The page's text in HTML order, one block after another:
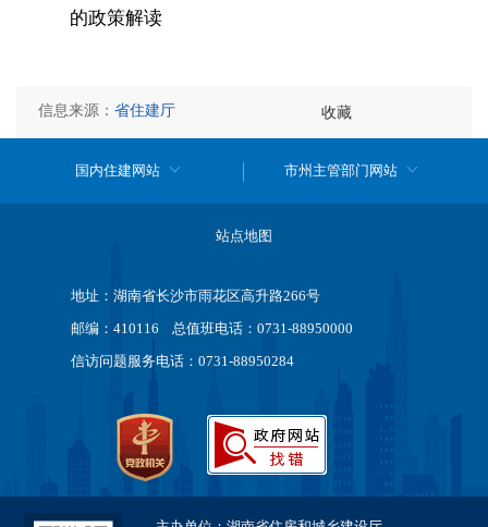
的政策解读
信息来源： 省住建厅 收藏
国内住建网站 市州主管部门网站
站点地图
地址：湖南省长沙市雨花区高升路266号
邮编：410116 总值班电话：0731-88950000
信访问题服务电话：0731-88950284